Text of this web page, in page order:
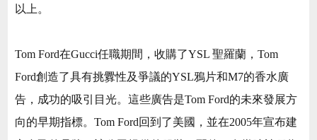
以上。
Tom Ford在Gucci任職期間，收購了YSL 聖羅蘭，Tom
Ford創造了具有挑釁性及爭議的YSL鴉片和M7的香水廣
告，成功的吸引目光。這些廣告是Tom Ford的未來發展方
向的早期指標。Tom Ford回到了美國，並在2005年宣布建